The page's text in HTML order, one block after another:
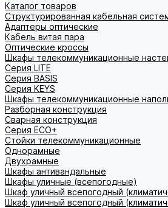
Каталог товаров
Структурированная кабельная
Адаптеры оптические
Кабель витая пара
Оптические кроссы
Шкафы телекоммуникационные
Cерия LITE
Cерия BASIS
Cерия KEYS
Шкафы телекоммуникационные
Разборная конструкция
Сварная конструкция
Серия ECO+
Стойки телекоммуникационные
Однорамные
Двухрамные
Шкафы антивандальные
Шкафы уличные (всепогодные)
Шкаф уличный всепогодный
Шкаф уличный всепогодный